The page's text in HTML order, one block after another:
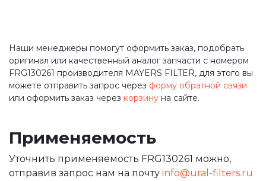
Наши менеджеры помогут оформить заказ, подобрать
оригинал или качественный аналог запчасти с номером
FRG130261 производителя MAYERS FILTER, для этого вы
можете отправить запрос через форму обратной связи
или оформить заказ через корзину на сайте.
Применяемость
Уточнить применяемость FRG130261 можно,
отправив запрос нам на почту info@ural-filters.ru